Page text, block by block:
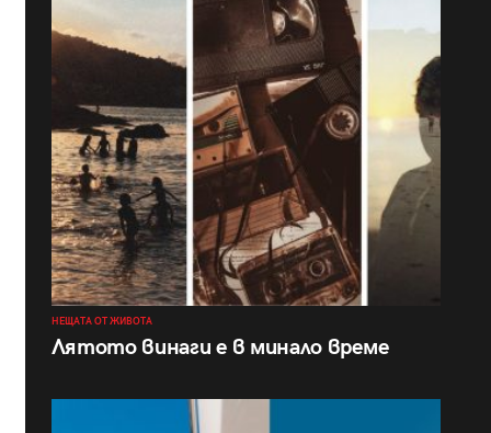
НЕЩАТА ОТ ЖИВОТА
Лятото винаги е в минало време